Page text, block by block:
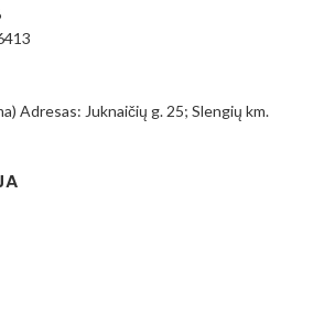
Adresas: Juknaičių g. 25; Slengių km.